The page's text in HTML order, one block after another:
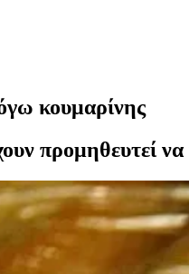
κουμαρίνης
προμηθευτεί